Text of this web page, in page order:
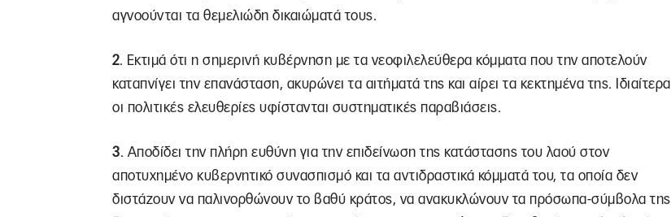
αγνοούνται τα θεμελιώδη δικαιώματά τους.
2. Εκτιμά ότι η σημερινή κυβέρνηση με τα νεοφιλελεύθερα κόμματα που την αποτελούν
καταπνίγει την επανάσταση, ακυρώνει τα αιτήματά της και αίρει τα κεκτημένα της. Ιδιαίτερα
οι πολιτικές ελευθερίες υφίστανται συστηματικές παραβιάσεις.
3. Αποδίδει την πλήρη ευθύνη για την επιδείνωση της κατάστασης του λαού στον
αποτυχημένο κυβερνητικό συνασπισμό και τα αντιδραστικά κόμματά του, τα οποία δεν
διστάζουν να παλινορθώνουν το βαθύ κράτος, να ανακυκλώνουν τα πρόσωπα-σύμβολα της